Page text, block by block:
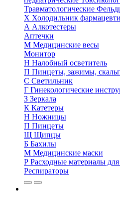
Травматологические
Х Холодильник
А Алкотестеры
Аптечки
М Медицинские весы
Монитор
Н Налобный осветитель
П Пинцеты, зажимы,
С Светильник
Г Гинекологические
З Зеркала
К Катетеры
Н Ножницы
П Пинцеты
Щ Щипцы
Б Бахилы
М Медицинские маски
Р Расходные материалы
Респираторы